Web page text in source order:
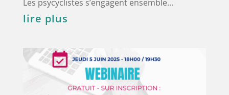
Les psycyclistes s’engagent ensemble...
lire plus